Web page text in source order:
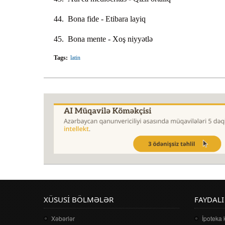
44. Вonа fide - Etibara layiq
45. Вonа mente - Xoş niyyətlə
Tags: latin
XÜSUSI BÖLMƏLƏR
Xəbərlər
FAYDALI
İpoteka